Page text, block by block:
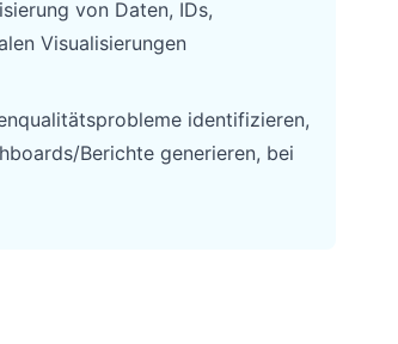
von Daten, IDs,
Visualisierungen
identifizieren,
Berichte generieren, bei